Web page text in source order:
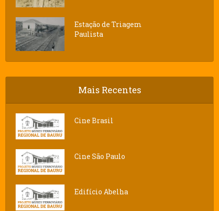
Estação de Triagem
Paulista
Mais Recentes
Cine Brasil
Cine São Paulo
Edifício Abelha